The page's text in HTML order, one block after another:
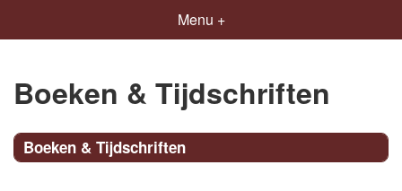
Menu +
Boeken & Tijdschriften
Boeken & Tijdschriften